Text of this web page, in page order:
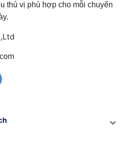
thú vị phù hợp cho mỗi chuyến